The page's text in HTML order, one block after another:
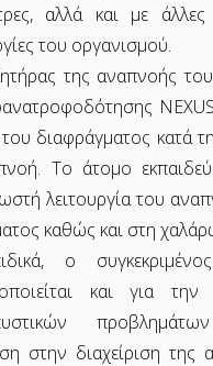
αλλά και με άλλες
του οργανισμού.
της αναπνοής
διαφράγματος κατά
Το άτομο
λειτουργία του
καθώς και στη
ο
και για την
στην διαχείριση